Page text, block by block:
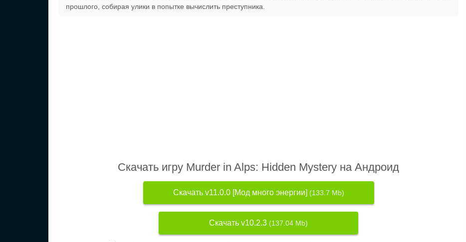
прошлого, собирая улики в попытке вычислить преступника.
Скачать игру Murder in Alps: Hidden Mystery на Андроид
Скачать v11.0.0 [Мод много энергии] (133.7 Mb)
Скачать v10.2.3 (137.04 Mb)